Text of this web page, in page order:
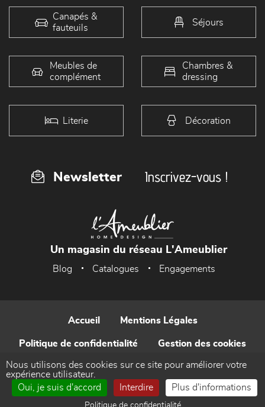
Canapés &
fauteuils
Séjours
Meubles de
complément
Chambres &
dressing
Literie Décoration
Newsletter Inscrivez-vous !
Un magasin du réseau L'Ameublier
Blog Catalogues Engagements
Accueil Mentions Légales
Politique de confidentialité Gestion des cookies
Contact
Réalisé par WEB Enseignes
Nous utilisons des cookies sur ce site pour améliorer votre
expérience utilisateur.
Oui, je suis d'accord
Interdire Plus d'informations
Politique de confidentialité